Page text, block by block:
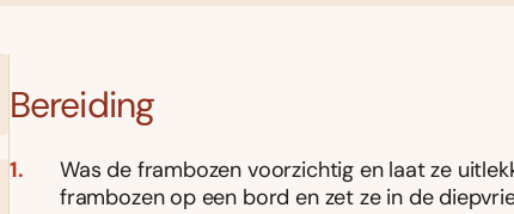
Bereiding
Was de frambozen voorzichtig en laat ze
frambozen op een bord en zet ze in de